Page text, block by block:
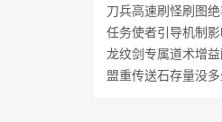
刀兵高速刷怪刷图
任务使者引导机制
龙纹剑专属道术增
盟重传送石存量没多